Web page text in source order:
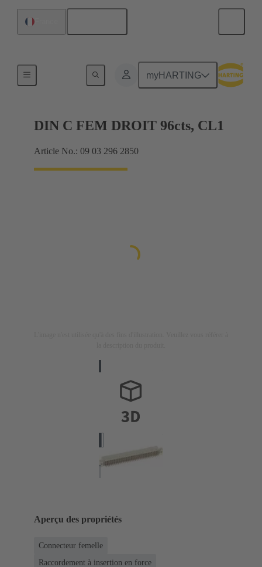
myHARTING
Raccordement carte mère à carte fille
DIN C FEM DROIT 96cts, CL1
Article No.: 09 03 296 2850
Aperçu des propriétés
Connecteur femelle
Raccordement à insertion en force